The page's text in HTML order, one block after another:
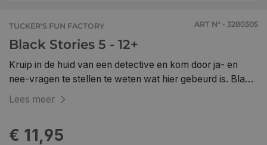
TUCKER'S FUN FACTORY ART N° - 3280305
Black Stories 5 - 12+
Kruip in de huid van een detective en kom door ja- en
nee-vragen te stellen te weten wat hier gebeurd is. Black
stories zijn 50 duistere, ingenieuze raadselverhalen.
Lees meer
€ 11,95